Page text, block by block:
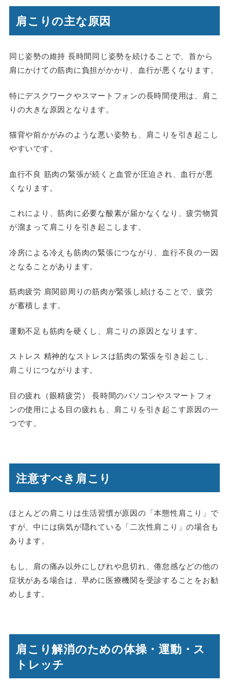
肩こりの主な原因
同じ姿勢の維持 長時間同じ姿勢を続けることで、首から
肩にかけての筋肉に負担がかかり、血行が悪くなります。
特にデスクワークやスマートフォンの長時間使用は、肩こ
りの大きな原因となります。
猫背や前かがみのような悪い姿勢も、肩こりを引き起こし
やすいです。
血行不良 筋肉の緊張が続くと血管が圧迫され、血行が悪
くなります。
これにより、筋肉に必要な酸素が届かなくなり、疲労物質
が溜まって肩こりを引き起こします。
冷房による冷えも筋肉の緊張につながり、血行不良の一因
となることがあります。
筋肉疲労 肩関節周りの筋肉が緊張し続けることで、疲労
が蓄積します。
運動不足も筋肉を硬くし、肩こりの原因となります。
ストレス 精神的なストレスは筋肉の緊張を引き起こし、
肩こりにつながります。
目の疲れ（眼精疲労） 長時間のパソコンやスマートフォ
ンの使用による目の疲れも、肩こりを引き起こす原因の一
つです。
注意すべき肩こり
ほとんどの肩こりは生活習慣が原因の「本態性肩こり」で
すが、中には病気が隠れている「二次性肩こり」の場合も
あります。
もし、肩の痛み以外にしびれや息切れ、倦怠感などの他の
症状がある場合は、早めに医療機関を受診することをお勧
めします。
肩こり解消のための体操・運動・ス
トレッチ